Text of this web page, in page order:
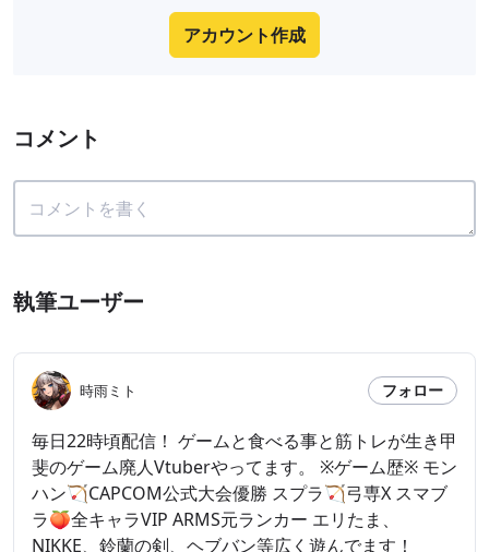
アカウント作成
コメント
執筆ユーザー
時雨ミト フォロー
毎日22時頃配信！ ゲームと食べる事と筋トレが生き甲
斐のゲーム廃人Vtuberやってます。 ※ゲーム歴※ モン
ハン🏹CAPCOM公式大会優勝 スプラ🏹弓専X スマブ
ラ🍑全キャラVIP ARMS元ランカー エリたま、
NIKKE、鈴蘭の剣、ヘブバン等広く遊んでます！